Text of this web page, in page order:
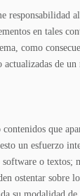
responsabilidad
en tales
como
de
que
un esfuerzo
o textos;
ostentar